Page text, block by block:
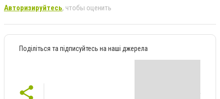
Авторизируйтесь, чтобы оценить
Поділіться та підписуйтесь на наші джерела